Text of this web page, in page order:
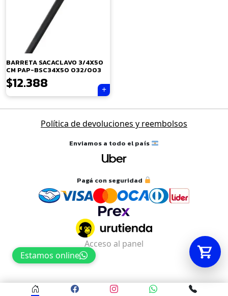
BARRETA SACACLAVO 3/4X50
CM PAP-BSC34X50 032/003
$12.388
Política de devoluciones y reembolsos
Enviamos a todo el país
Pagá con seguridad
Estamos online
Acceso al panel
Tu carrito está vacío.
automáticamente.